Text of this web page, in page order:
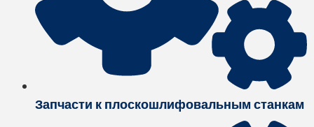
Запчасти к плоскошлифовальным станкам